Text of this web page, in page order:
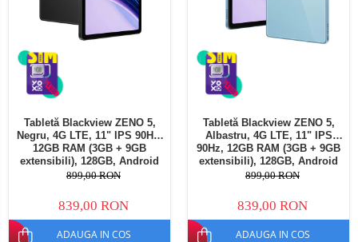
Tabletă Blackview ZENO 5,
Negru, 4G LTE, 11" IPS 90Hz,
12GB RAM (3GB + 9GB
extensibili), 128GB, Android
16, Unisoc T7250, 8300mAh,
SIM
899,00 RON
839,00 RON
ADAUGA IN COS
Tabletă Blackview ZENO 5,
Albastru, 4G LTE, 11" IPS
90Hz, 12GB RAM (3GB + 9GB
extensibili), 128GB, Android
16, Unisoc T7250, 8300mAh,
SIM
899,00 RON
839,00 RON
ADAUGA IN COS